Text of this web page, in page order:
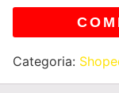
Categoria: